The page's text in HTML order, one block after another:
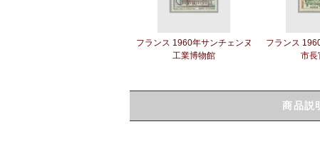
フランス 1960年サンチェンヌ
工業博物館
フランス
市長
商品説